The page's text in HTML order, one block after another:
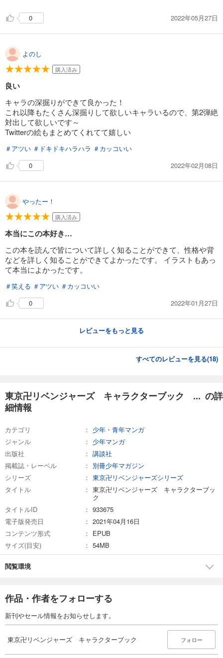
0 2022年05月27日
よのし
購入済み
良い
キャラの深掘りができて良かった！
これ以降もたくさん深掘りして欲しいキャラいるので、第2弾絶
対出して欲しいです～
Twitterの絵もまとめてくれてて嬉しい
＃アツい ＃ドキドキハラハラ ＃カッコいい
0
2022年02月08日
やったー！
購入済み
本当にこの本好き…
この本を読んで皆について詳しく知ることができて、性格や背
などを詳しく知ることができてよかったです。 イラストもあっ
て本当によかったです。
＃笑える ＃アツい ＃カッコいい
0
2022年01月27日
レビューをもっと見る
すべてのレビューを見る(18)
東京卍リベンジャーズ キャラクターブック ... の詳
細情報
カテゴリ
少年・青年マンガ
ジャンル
少年マンガ
出版社
講談社
掲載誌・レーベル
別冊少年マガジン
シリーズ
東京卍リベンジャーズシリーズ
タイトル
東京卍リベンジャーズ キャラクターブッ
ク
タイトルID
933675
電子版発売日
2021年04月16日
コンテンツ形式
EPUB
サイズ(目安)
54MB
閲覧環境
作品・作者をフォローする
新刊やセール情報をお知らせします。
東京卍リベンジャーズ キャラクターブック フォロー